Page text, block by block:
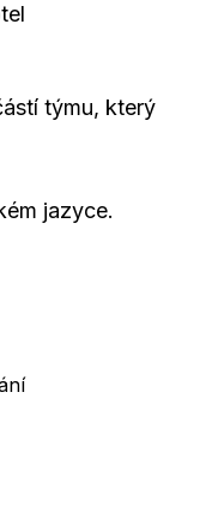
týmu, který
jazyce.